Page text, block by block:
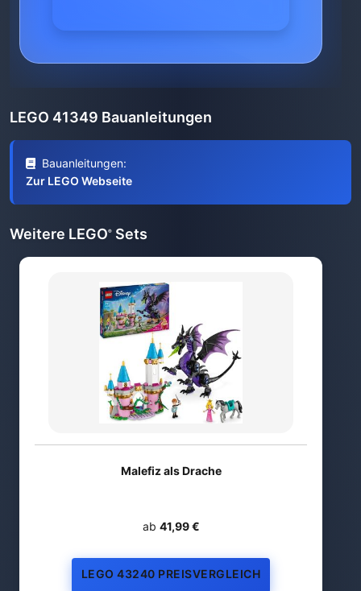
LEGO 41349 Bauanleitungen
Bauanleitungen:
Zur LEGO Webseite
Weitere LEGO® Sets
Malefiz als Drache
ab 41,99 €
LEGO 43240 PREISVERGLEICH